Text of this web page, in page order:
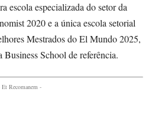
escola especializada do setor da
2020 e a única escola setorial
Mestrados do El Mundo 2025,
School de referência.
Et Recomanem -